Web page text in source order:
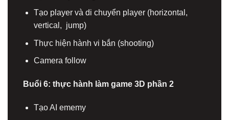
Tạo player và di chuyển player (horizontal,
vertical, jump)
Thực hiện hành vi bắn (shooting)
Camera follow
Buổi 6: thực hành làm game 3D phần 2
Tạo AI ememy